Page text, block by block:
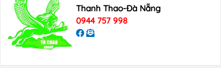
Thanh Thao-Đà Nẵng
0944 757 998